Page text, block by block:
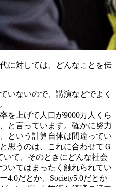
に対しては、どんなことを伝
いないので、講演などでよく
を上げて人口が9000万人くら
と言っています。確かに努力
という計算自体は間違ってい
思うのは、これに合わせてＧ
いて、そのときにどんな社会
いてはまったく触れられてい
4.0だとか、Society5.0だとか